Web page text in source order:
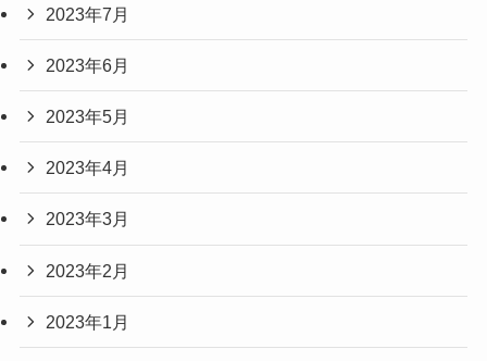
2023年7月
2023年6月
2023年5月
2023年4月
2023年3月
2023年2月
2023年1月